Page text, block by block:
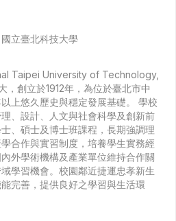
立臺北科技大學
Taipei University of Technology,
創立於1912年，為位於臺北市中
上悠久歷史與穩定發展基礎。 學校
、設計、人文與社會科學及創新前
、碩士及博士班課程，長期強調理
合作與實習制度，培養學生實務經
外學術機構及產業單位維持合作關
學習機會。校園鄰近捷運忠孝新生
完善，提供良好之學習與生活環